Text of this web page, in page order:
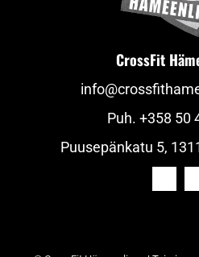
CrossFit
Puh. +358 50
Puusepänkatu 5,